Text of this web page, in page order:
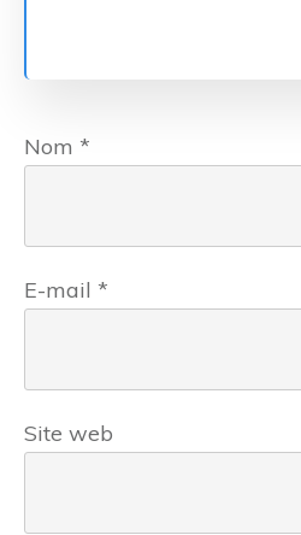
Nom *
E-mail *
Site web